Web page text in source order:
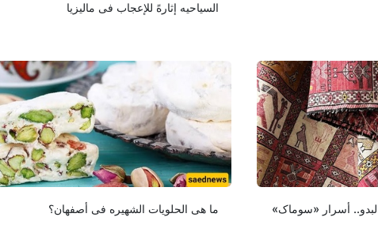
السیاحیه إثارهً للإعجاب فی مالیزیا
أسرار «سوماک»
ما هی الحلویات الشهیره فی أصفهان؟